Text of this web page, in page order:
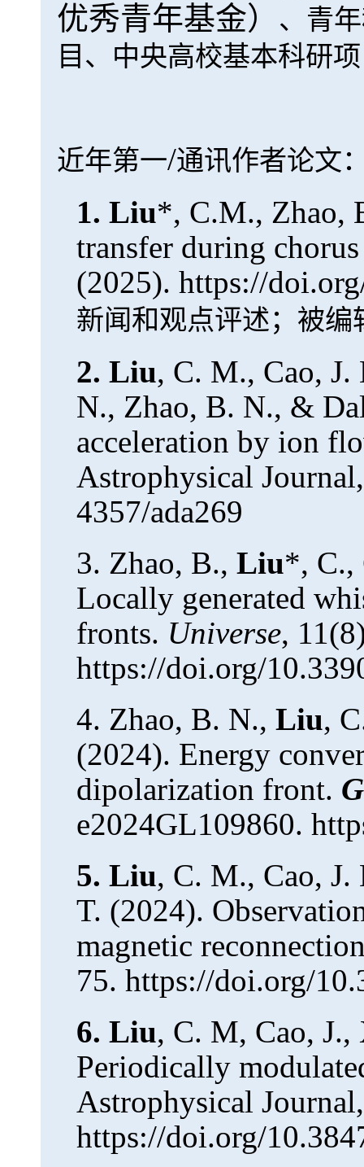
优秀青年基金）
、青
目、中央高校基本科研
近年第一/通讯作者论文
1. Liu*, C.M., Zhao,
transfer during
(2025). https://
新闻和观点评述；被编
2. Liu, C. M., Cao,
N., Zhao, B. N., &
acceleration by ion
Astrophysical
4357/ada269
3. Zhao, B., Liu*, C.,
Locally generated
fronts. Universe,
https://doi.org/
4. Zhao, B. N., Liu,
(2024). Energy
dipolarization front.
e2024GL109860.
5. Liu, C. M., Cao,
T. (2024).
magnetic
75. https://doi.org/
6. Liu, C. M, Cao,
Periodically
Astrophysical
https://doi.org/